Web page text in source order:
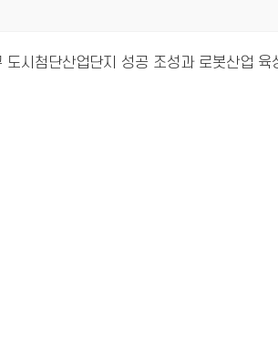
시첨단산업단지 성공 조성과 로봇산업